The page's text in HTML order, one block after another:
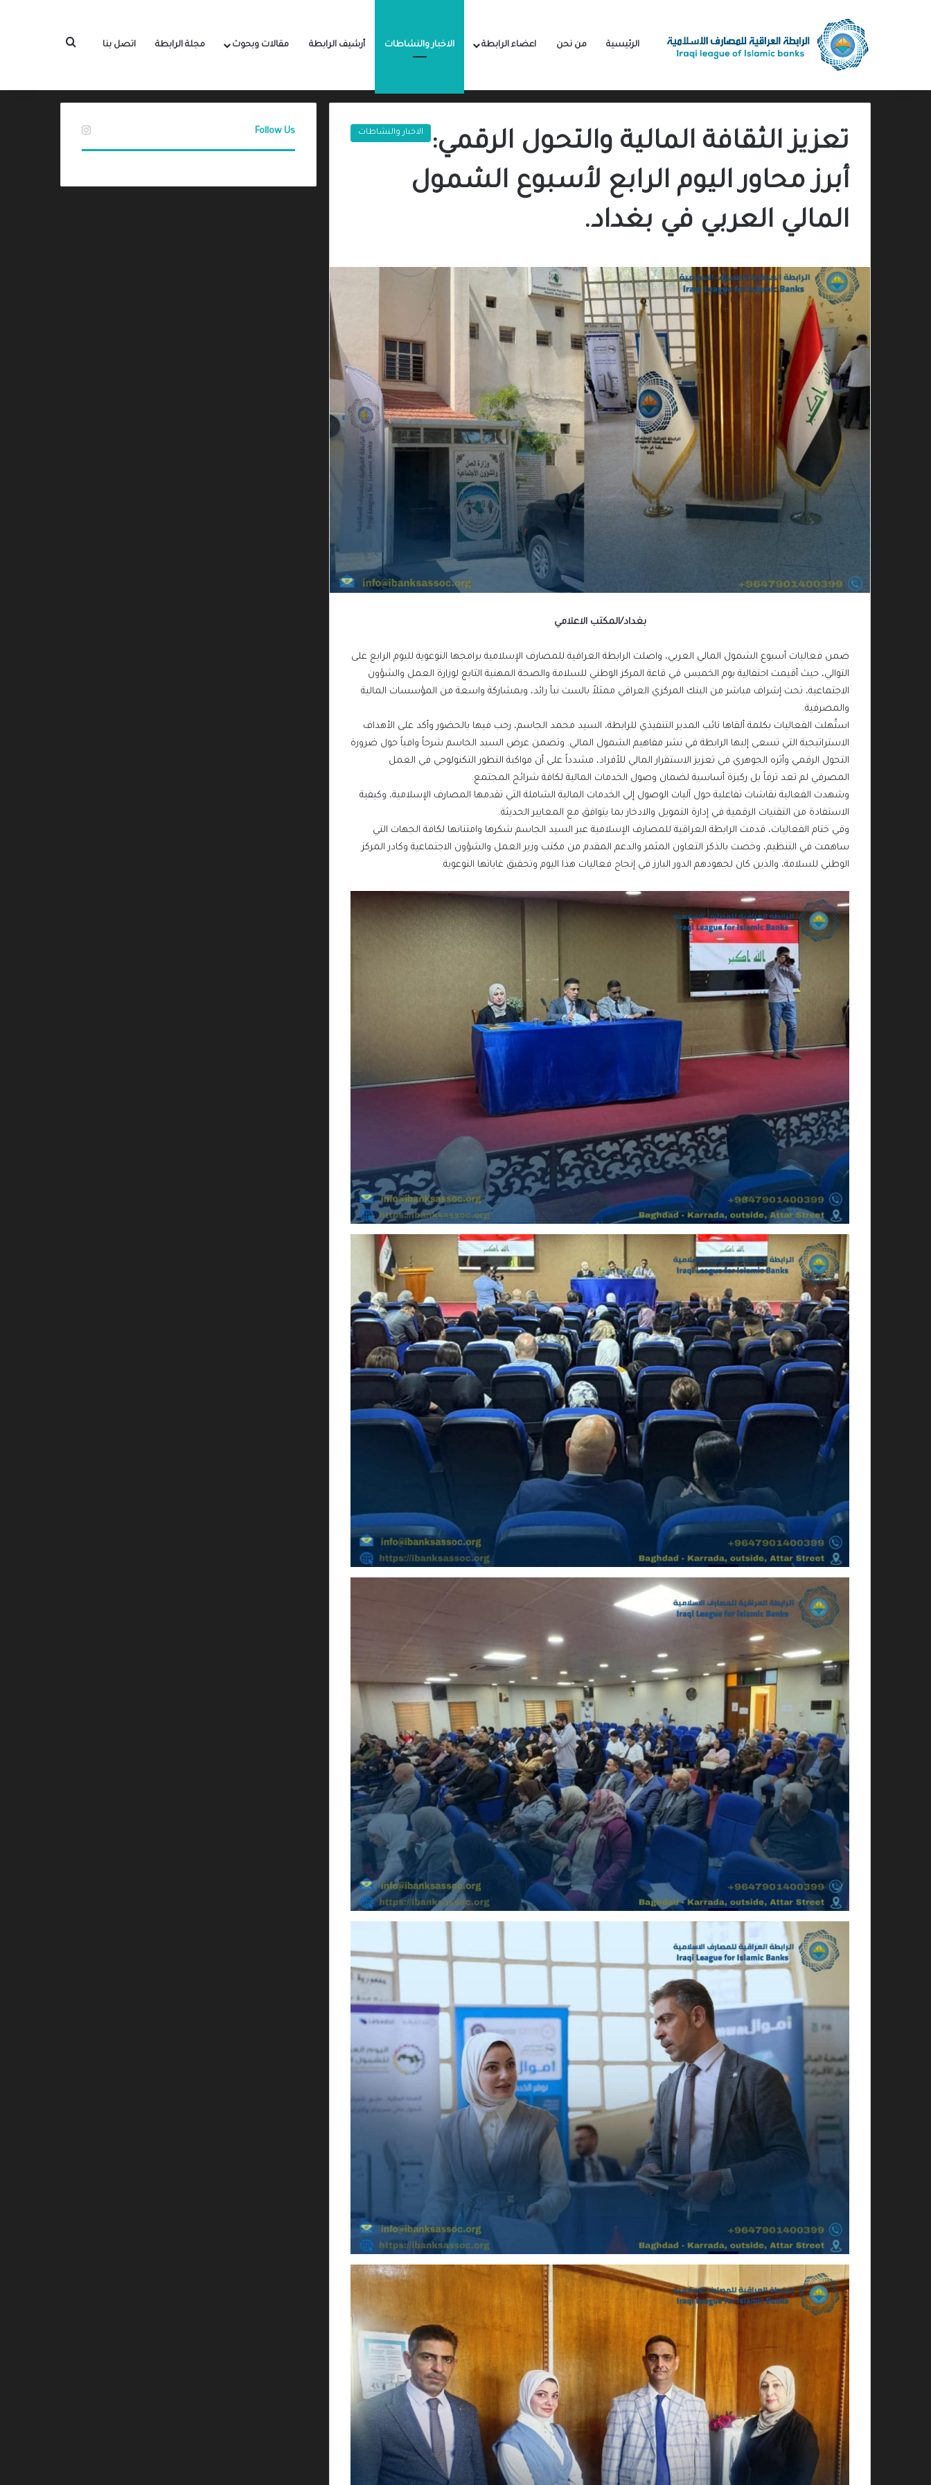
الرئيسية من نحن اعضاء الرابطة الاخبار والنشاطات أرشيف الرابطة مقالات وبحوث مجلة الرابطة اتصل بنا بحث عن
الاخبار والنشاطات
تعزيز الثقافة المالية والتحول الرقمي:
أبرز محاور اليوم الرابع لأسبوع الشمول
المالي العربي في بغداد.
بغداد/المكتب الاعلامي
ضمن فعاليات أسبوع الشمول المالي العربي، واصلت الرابطة العراقية للمصارف الإسلامية برامجها التوعوية لليوم الرابع على
التوالي، حيث أقيمت احتفالية يوم الخميس في قاعة المركز الوطني للسلامة والصحة المهنية التابع لوزارة العمل والشؤون
الاجتماعية، تحت إشراف مباشر من البنك المركزي العراقي ممثلاً بالست نبأ رائد، وبمشاركة واسعة من المؤسسات المالية
والمصرفية.
استُهلت الفعاليات بكلمة ألقاها نائب المدير التنفيذي للرابطة، السيد محمد الجاسم، رحب فيها بالحضور وأكد على الأهداف
الاستراتيجية التي تسعى إليها الرابطة في نشر مفاهيم الشمول المالي. وتضمن عرض السيد الجاسم شرحاً وافياً حول ضرورة
التحول الرقمي وأثره الجوهري في تعزيز الاستقرار المالي للأفراد، مشدداً على أن مواكبة التطور التكنولوجي في العمل
المصرفي لم تعد ترفاً بل ركيزة أساسية لضمان وصول الخدمات المالية لكافة شرائح المجتمع.
وشهدت الفعالية نقاشات تفاعلية حول آليات الوصول إلى الخدمات المالية الشاملة التي تقدمها المصارف الإسلامية، وكيفية
الاستفادة من التقنيات الرقمية في إدارة التمويل والادخار بما يتوافق مع المعايير الحديثة.
وفي ختام الفعاليات، قدمت الرابطة العراقية للمصارف الإسلامية عبر السيد الجاسم شكرها وامتنانها لكافة الجهات التي
ساهمت في التنظيم، وخصت بالذكر التعاون المثمر والدعم المقدم من مكتب وزير العمل والشؤون الاجتماعية وكادر المركز
الوطني للسلامة، والذين كان لجهودهم الدور البارز في إنجاح فعاليات هذا اليوم وتحقيق غاياتها التوعوية.
Follow Us